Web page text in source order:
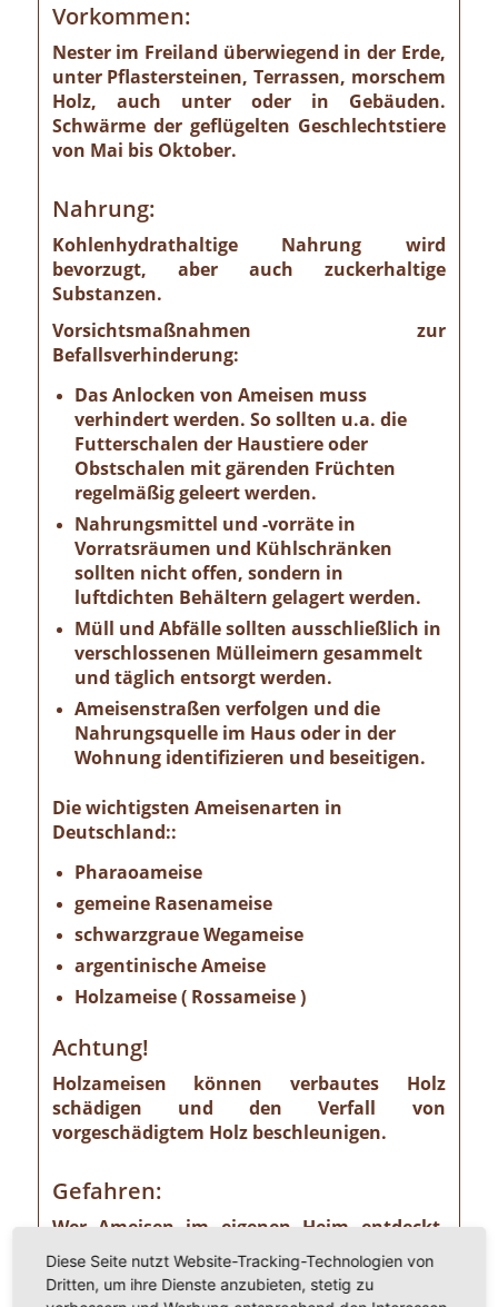
Vorkommen:
Nester im Freiland überwiegend in der Erde,
unter Pflastersteinen, Terrassen, morschem
Holz, auch unter oder in Gebäuden.
Schwärme der geflügelten Geschlechtstiere
von Mai bis Oktober.
Nahrung:
Kohlenhydrathaltige Nahrung wird
bevorzugt, aber auch zuckerhaltige
Substanzen.
Vorsichtsmaßnahmen zur
Befallsverhinderung:
Das Anlocken von Ameisen muss
verhindert werden. So sollten u.a. die
Futterschalen der Haustiere oder
Obstschalen mit gärenden Früchten
regelmäßig geleert werden.
Nahrungsmittel und -vorräte in
Vorratsräumen und Kühlschränken
sollten nicht offen, sondern in
luftdichten Behältern gelagert werden.
Müll und Abfälle sollten ausschließlich in
verschlossenen Mülleimern gesammelt
und täglich entsorgt werden.
Ameisenstraßen verfolgen und die
Nahrungsquelle im Haus oder in der
Wohnung identifizieren und beseitigen.
Die wichtigsten Ameisenarten in
Deutschland::
Pharaoameise
gemeine Rasenameise
schwarzgraue Wegameise
argentinische Ameise
Holzameise ( Rossameise )
Achtung!
Holzameisen können verbautes Holz
schädigen und den Verfall von
vorgeschädigtem Holz beschleunigen.
Gefahren:
Wer Ameisen im eigenen Heim entdeckt,
sollte die Gefahr ernst nehmen. Einige
Ameisenarten sind nämlich Vorrats- und
Materialschädlinge, von denen ein nicht zu
Diese Seite nutzt Website-Tracking-Technologien von
Dritten, um ihre Dienste anzubieten, stetig zu